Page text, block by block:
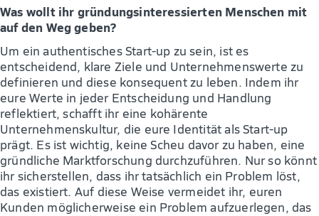
Was wollt ihr gründungsinteressierten Menschen mit
auf den Weg geben?
Um ein authentisches Start-up zu sein, ist es
entscheidend, klare Ziele und Unternehmenswerte zu
definieren und diese konsequent zu leben. Indem ihr
eure Werte in jeder Entscheidung und Handlung
reflektiert, schafft ihr eine kohärente
Unternehmenskultur, die eure Identität als Start-up
prägt. Es ist wichtig, keine Scheu davor zu haben, eine
gründliche Marktforschung durchzuführen. Nur so könnt
ihr sicherstellen, dass ihr tatsächlich ein Problem löst,
das existiert. Auf diese Weise vermeidet ihr, euren
Kunden möglicherweise ein Problem aufzuerlegen, das